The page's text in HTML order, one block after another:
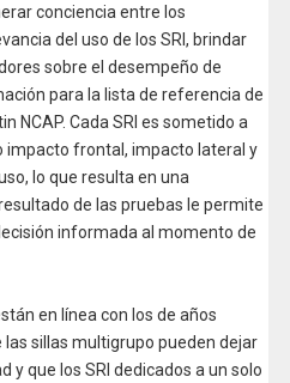
conciencia entre los
del uso de los SRI, brindar
sobre el desempeño de
para la lista de referencia de
NCAP. Cada SRI es sometido a
impacto frontal, impacto lateral y
lo que resulta en una
de las pruebas le permite
informada al momento de
en línea con los de años
sillas multigrupo pueden dejar
y que los SRI dedicados a un solo